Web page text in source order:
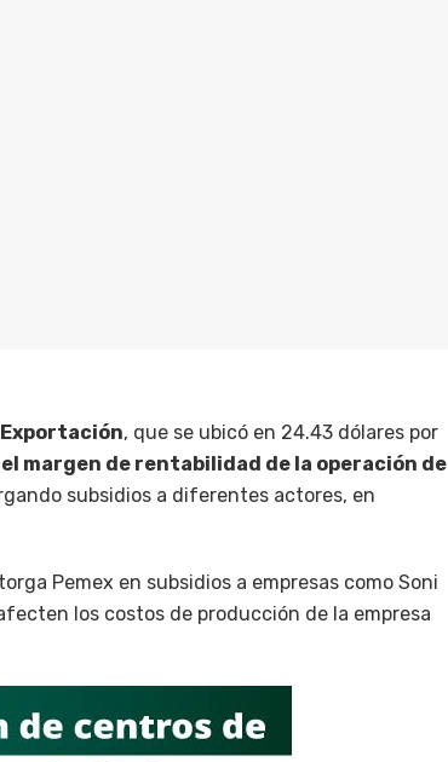
Exportación, que se ubicó en 24.43 dólares por
el margen de rentabilidad de la operación de
subsidios a diferentes actores, en
Pemex en subsidios a empresas como Soni
los costos de producción de la empresa